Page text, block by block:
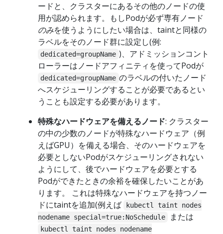
ードと、クラスターにあるその他のノードの使
用が認められます。もしPodが必ず専有ノード
のみを使うようにしたい場合は、taintと同様の
ラベルをそのノード群に設定し(例:
dedicated=groupName )、アドミッションコント
ローラーはノードアフィニティを使ってPodが
dedicated=groupName のラベルの付いたノード
へスケジューリングすることが必要であるとい
うことも設定する必要があります。
特殊なハードウェアを備えるノード: クラスター
の中の少数のノードが特殊なハードウェア（例
えばGPU）を備える場合、そのハードウェアを
必要としないPodがスケジューリングされない
ようにして、後でハードウェアを必要とする
Podができたときの余裕を確保したいことがあ
ります。 これは特殊なハードウェアを持つノー
ドにtaintを追加(例えば
kubectl taint nodes
nodename special=true:NoSchedule
または
kubectl taint nodes nodename